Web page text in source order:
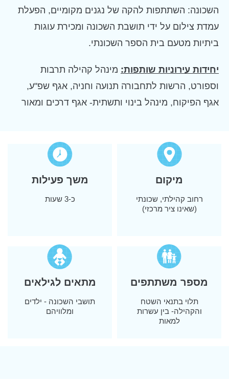
השכונה: השתתפות להקה של נגנים מקומיים, הפעלת
עמדת צילום על ידי תושבת השכונה ומכירת עוגות
ביתיות מטעם בית הספר השכונתי.
יחידות עירוניות שותפות: מינהל קהילה תרבות
וספורט, הרשות לתחבורה תנועה וחניה, אגף שפ"ע,
אגף הפיקוח, מינהל בינוי ותשתית- אגף דרכים ומאור
מיקום
רחוב קהילתי, שכונתי
(שאינו ציר מרכזי)
משך פעילות
כ-3 שעות
מספר משתתפים
תלוי בתנאי השטח
והקהילה- בין עשרות
למאות
מתאים לגילאים
תושבי השכונה - ילדים
ומלוויהם